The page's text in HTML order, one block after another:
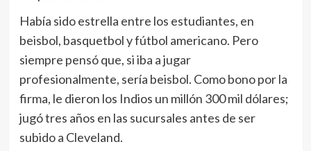
Había sido estrella entre los estudiantes, en
beisbol, basquetbol y fútbol americano. Pero
siempre pensó que, si iba a jugar
profesionalmente, sería beisbol. Como bono por la
firma, le dieron los Indios un millón 300 mil dólares;
jugó tres años en las sucursales antes de ser
subido a Cleveland.